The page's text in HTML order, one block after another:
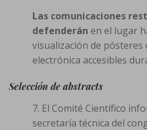
Las comunicaciones
defenderán en el lugar
visualización de
electrónica accesibles
Selección de abstracts
7. El Comité Científico
secretaría técnica del